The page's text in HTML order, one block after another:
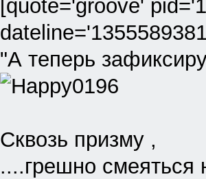
[quote='groove'
"А теперь
Сквозь призму ,
....грешно смеяться